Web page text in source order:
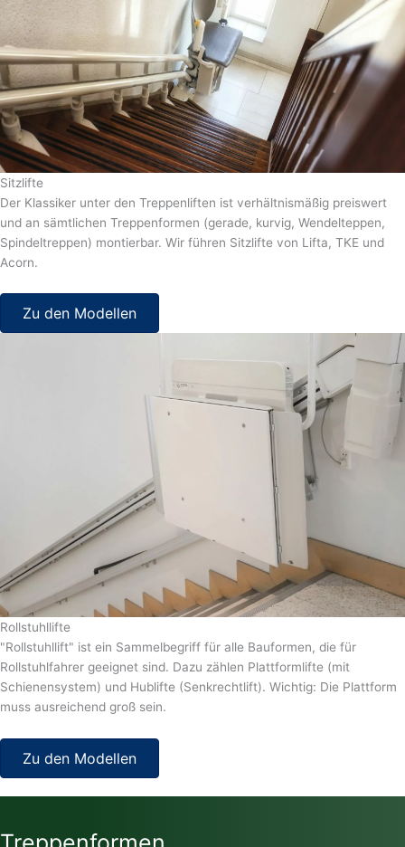
Sitzlifte
Der Klassiker unter den Treppenliften ist verhältnismäßig preiswert
und an sämtlichen Treppenformen (gerade, kurvig, Wendelteppen,
Spindeltreppen) montierbar. Wir führen Sitzlifte von Lifta, TKE und
Acorn.
Zu den Modellen
Rollstuhllifte
"Rollstuhllift" ist ein Sammelbegriff für alle Bauformen, die für
Rollstuhlfahrer geeignet sind. Dazu zählen Plattformlifte (mit
Schienensystem) und Hublifte (Senkrechtlift). Wichtig: Die Plattform
muss ausreichend groß sein.
Zu den Modellen